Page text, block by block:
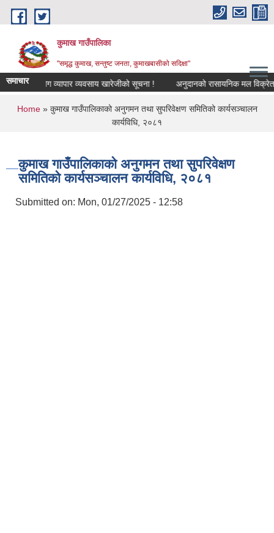
Skip to main content
कुमाख गाउँपालिका
"समृद्ध कुमाख, सन्तुष्ट जनता, कुमाखबासीको सदिक्षा"
समाचारउद्योग व्यापार व्यवसाय खारेजीको सूचना ! अनुदानको रासायनिक मल विक्रेता
You are here
Home» कुमाख गाउँपालिकाको अनुगमन तथा सुपरिवेक्षण समितिको कार्यसञ्चालन
कार्यविधि, २०८१
कुमाख गाउँपालिकाको अनुगमन तथा सुपरिवेक्षण
समितिको कार्यसञ्चालन कार्यविधि, २०८१
Submitted on: Mon, 01/27/2025 - 12:58